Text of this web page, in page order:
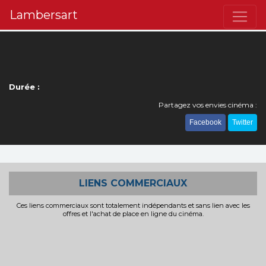
Lambersart
Durée :
Partagez vos envies cinéma :
Facebook Twitter
LIENS COMMERCIAUX
Ces liens commerciaux sont totalement indépendants et sans lien avec les
offres et l'achat de place en ligne du cinéma.